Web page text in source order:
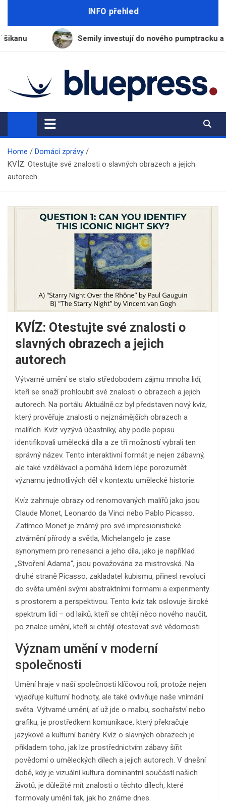
INFO přehled
Semily investují do nového pumptracku a skateparku pro
BluePress.cz
Seriózní průvodce moderním životem
Home
Domácí zprávy
KVÍZ: Otestujte své znalosti o slavných obrazech a jejich
autorech
KVÍZ: Otestujte své znalosti o
slavných obrazech a jejich
autorech
Výtvarné umění se stalo středobodem zájmu mnoha lidí,
kteří se snaží prohloubit své znalosti o obrazech a jejich
autorech. Na portálu Aktuálně.cz byl představen nový kvíz,
který prověřuje znalosti o nejznámějších obrazech a
malířích. Kvíz vyzývá účastníky, aby podle popisu
identifikovali umělecká díla a ze tří možností vybrali ten
správný název. Tento interaktivní formát je nejen zábavný,
ale také vzdělávací a pomáhá lidem lépe porozumět
významu jednotlivých děl v kontextu umělecké historie.
Kvíz zahrnuje obrazy od renomovaných malířů jako jsou
Claude Monet, Leonardo da Vinci nebo Pablo Picasso.
Zatímco Monet je známý pro své impresionistické
ztvárnění přírody a světla, Michelangelo je zase
synonymem pro renesanci a jeho díla, jako je například
„Stvoření Adama“, jsou považována za mistrovská. Na
druhé straně Picasso, zakladatel kubismu, přinesl revoluci
do světa umění svými abstraktními formami a experimenty
s prostorem a perspektivou. Tento kvíz tak oslovuje široké
spektrum lidí – od laiků, kteří se chtějí něco nového naučit,
po znalce umění, kteří si chtějí otestovat své vědomosti.
Význam umění v moderní
společnosti
Umění hraje v naší společnosti klíčovou roli, protože nejen
vyjadřuje kulturní hodnoty, ale také ovlivňuje naše vnímání
světa. Výtvarné umění, ať už jde o malbu, sochařství nebo
grafiku, je prostředkem komunikace, který překračuje
jazykové a kulturní bariéry. Kvíz o slavných obrazech je
příkladem toho, jak lze prostřednictvím zábavy šířit
povědomí o uměleckých dílech a jejich autorech. V dnešní
době, kdy je vizuální kultura dominantní součástí našich
životů, je důležité mít znalosti o těchto dílech, které
formovaly umění tak, jak ho známe dnes.